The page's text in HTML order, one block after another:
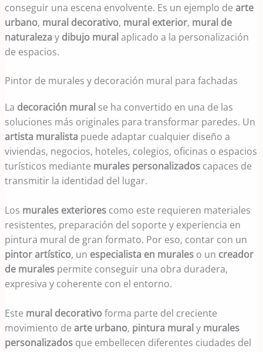
conseguir una escena envolvente. Es un ejemplo dearte
urbano, mural decorativo, mural exterior, mural de
naturalezay dibujo muralaplicado a la personalización
de espacios.
Pintor de murales y decoración mural para fachadas
La decoración mural se ha convertido en una de las
soluciones más originales para transformar paredes. Un
artista muralista puede adaptar cualquier diseño a
viviendas, negocios, hoteles, colegios, oficinas o espacios
turísticos mediante murales personalizados capaces de
transmitir la identidad del lugar.
Los murales exteriores como este requieren materiales
resistentes, preparación del soporte y experiencia en
pintura mural de gran formato. Por eso, contar con un
pintor artístico, un especialista en murales o un creador
de murales permite conseguir una obra duradera,
expresiva y coherente con el entorno.
Este mural decorativoforma parte del creciente
movimiento dearte urbano, pintura mural y murales
personalizados que embellecen diferentes ciudades del